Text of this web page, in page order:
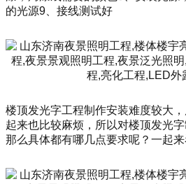
的光源9、接线测试好
楼顶发光字工程制作安装难度较大
起来也比较麻烦，所以对楼顶发光
那么具体都有哪几点要求呢？一起